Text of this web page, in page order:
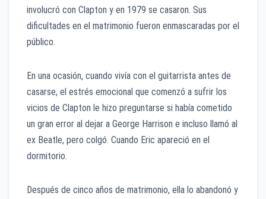
involucró con Clapton y en 1979 se casaron. Sus
dificultades en el matrimonio fueron enmascaradas por el
público.
En una ocasión, cuando vivía con el guitarrista antes de
casarse, el estrés emocional que comenzó a sufrir los
vicios de Clapton le hizo preguntarse si había cometido
un gran error al dejar a George Harrison e incluso llamó al
ex Beatle, pero colgó. Cuando Eric apareció en el
dormitorio.
Después de cinco años de matrimonio, ella lo abandonó y